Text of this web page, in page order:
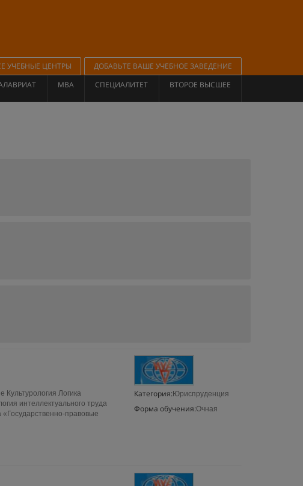
УЧЕБНЫЕ ЦЕНТРЫ
ДОБАВЬТЕ ВАШЕ УЧЕБНОЕ ЗАВЕДЕНИЕ
MBA СПЕЦИАЛИТЕТ ВТОРОЕ ВЫСШЕЕ
Категория: Юриспруденция
Форма обучения:Очная
Логика
интеллектуального труда
правовые